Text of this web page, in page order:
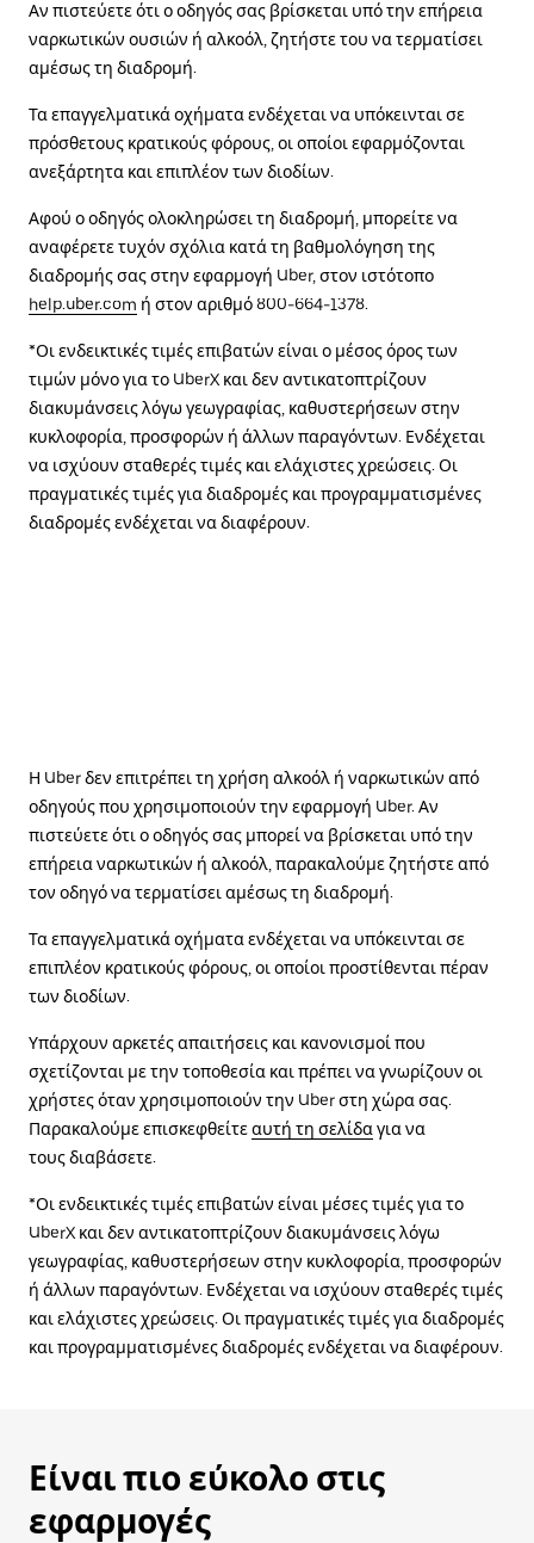
Αν πιστεύετε ότι ο οδηγός σας βρίσκεται υπό την επήρεια
ναρκωτικών ουσιών ή αλκοόλ, ζητήστε του να τερματίσει
αμέσως τη διαδρομή.
Τα επαγγελματικά οχήματα ενδέχεται να υπόκεινται σε
πρόσθετους κρατικούς φόρους, οι οποίοι εφαρμόζονται
ανεξάρτητα και επιπλέον των διοδίων.
Αφού ο οδηγός ολοκληρώσει τη διαδρομή, μπορείτε να
αναφέρετε τυχόν σχόλια κατά τη βαθμολόγηση της
διαδρομής σας στην εφαρμογή Uber, στον ιστότοπο
help.uber.com ή στον αριθμό 800-664-1378.
*Οι ενδεικτικές τιμές επιβατών είναι ο μέσος όρος των
τιμών μόνο για το UberX και δεν αντικατοπτρίζουν
διακυμάνσεις λόγω γεωγραφίας, καθυστερήσεων στην
κυκλοφορία, προσφορών ή άλλων παραγόντων. Ενδέχεται
να ισχύουν σταθερές τιμές και ελάχιστες χρεώσεις. Οι
πραγματικές τιμές για διαδρομές και προγραμματισμένες
διαδρομές ενδέχεται να διαφέρουν.
Η Uber δεν επιτρέπει τη χρήση αλκοόλ ή ναρκωτικών από
οδηγούς που χρησιμοποιούν την εφαρμογή Uber. Αν
πιστεύετε ότι ο οδηγός σας μπορεί να βρίσκεται υπό την
επήρεια ναρκωτικών ή αλκοόλ, παρακαλούμε ζητήστε από
τον οδηγό να τερματίσει αμέσως τη διαδρομή.
Τα επαγγελματικά οχήματα ενδέχεται να υπόκεινται σε
επιπλέον κρατικούς φόρους, οι οποίοι προστίθενται πέραν
των διοδίων.
Υπάρχουν αρκετές απαιτήσεις και κανονισμοί που
σχετίζονται με την τοποθεσία και πρέπει να γνωρίζουν οι
χρήστες όταν χρησιμοποιούν την Uber στη χώρα σας.
Παρακαλούμε επισκεφθείτεαυτή τη σελίδα για να
τους διαβάσετε.
*Οι ενδεικτικές τιμές επιβατών είναι μέσες τιμές για το
UberX και δεν αντικατοπτρίζουν διακυμάνσεις λόγω
γεωγραφίας, καθυστερήσεων στην κυκλοφορία, προσφορών
ή άλλων παραγόντων. Ενδέχεται να ισχύουν σταθερές τιμές
και ελάχιστες χρεώσεις. Οι πραγματικές τιμές για διαδρομές
και προγραμματισμένες διαδρομές ενδέχεται να διαφέρουν.
Είναι πιο εύκολο στις
εφαρμογές